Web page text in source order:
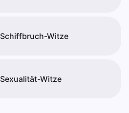
Schiffbruch-Witze
Sexualität-Witze